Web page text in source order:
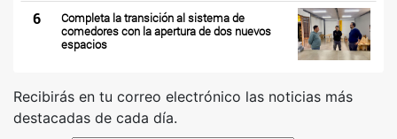
6
Completa la transición al sistema de
comedores con la apertura de dos nuevos
espacios
Recibirás en tu correo electrónico las noticias más
destacadas de cada día.